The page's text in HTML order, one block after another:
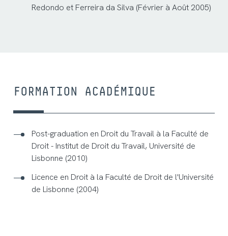
Redondo et Ferreira da Silva (Février à Août 2005)
FORMATION ACADÉMIQUE
Post-graduation en Droit du Travail à la Faculté de
Droit - Institut de Droit du Travail, Université de
Lisbonne (2010)
Licence en Droit à la Faculté de Droit de l'Université
de Lisbonne (2004)